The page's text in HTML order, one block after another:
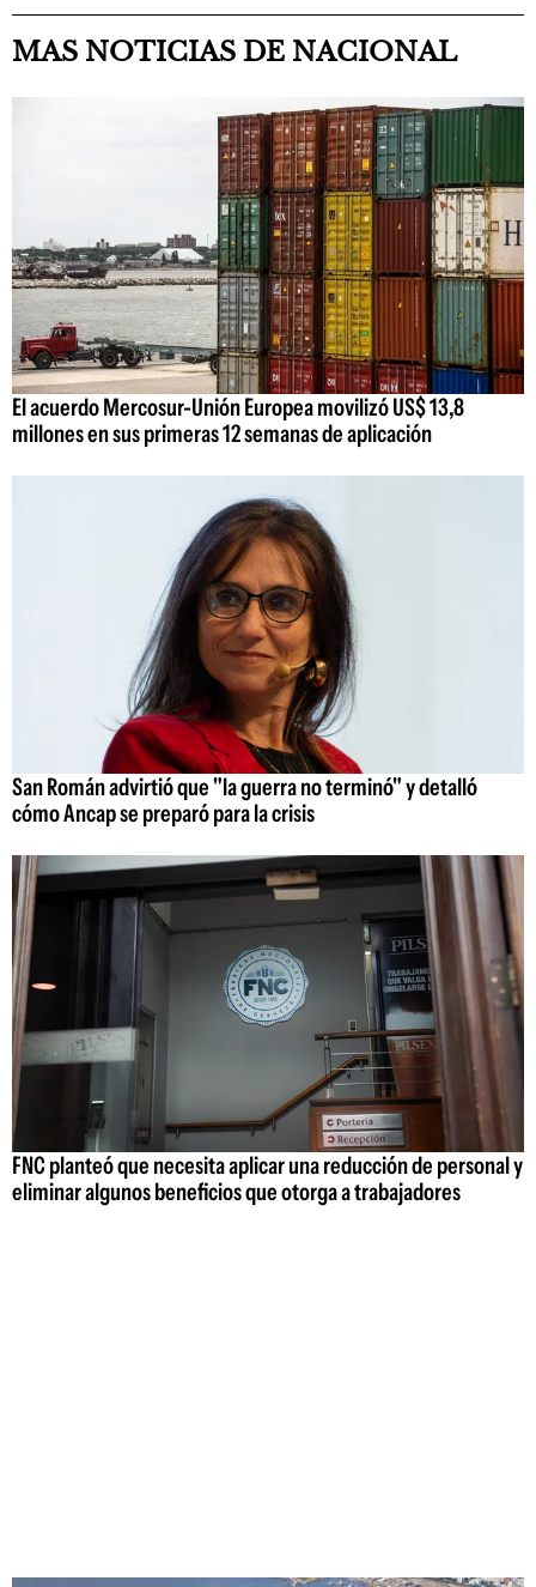
MAS NOTICIAS DE NACIONAL
El acuerdo Mercosur-Unión Europea movilizó US$ 13,8
millones en sus primeras 12 semanas de aplicación
San Román advirtió que "la guerra no terminó" y detalló
cómo Ancap se preparó para la crisis
FNC planteó que necesita aplicar una reducción de personal y
eliminar algunos beneficios que otorga a trabajadores